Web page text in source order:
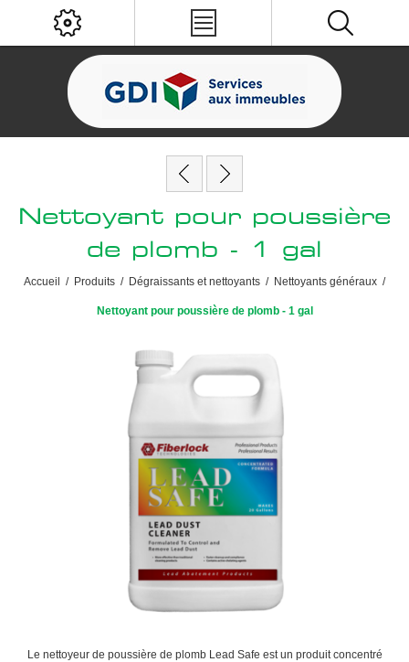
Nettoyant pour poussière
de plomb - 1 gal
Accueil / Produits / Dégraissants et nettoyants / Nettoyants généraux /
Nettoyant pour poussière de plomb - 1 gal
Le nettoyeur de poussière de plomb Lead Safe est un produit concentré